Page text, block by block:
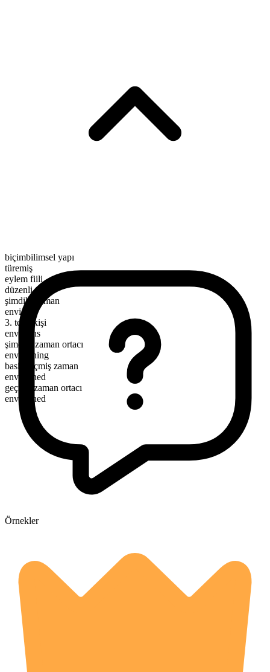
biçimbilimsel yapı
türemiş
eylem fiili
düzenli
şimdiki zaman
envision
3. tekil kişi
envisions
şimdiki zaman ortacı
envisioning
basit geçmiş zaman
envisioned
geçmiş zaman ortacı
envisioned
Örnekler